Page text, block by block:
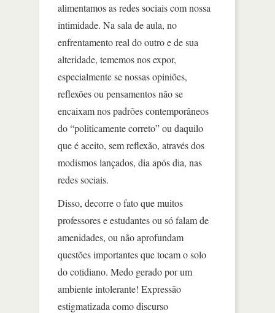
alimentamos as redes sociais com nossa
intimidade. Na sala de aula, no
enfrentamento real do outro e de sua
alteridade, tememos nos expor,
especialmente se nossas opiniões,
reflexões ou pensamentos não se
encaixam nos padrões contemporâneos
do “politicamente correto” ou daquilo
que é aceito, sem reflexão, através dos
modismos lançados, dia após dia, nas
redes sociais.
Disso, decorre o fato que muitos
professores e estudantes ou só falam de
amenidades, ou não aprofundam
questões importantes que tocam o solo
do cotidiano. Medo gerado por um
ambiente intolerante! Expressão
estigmatizada como discurso